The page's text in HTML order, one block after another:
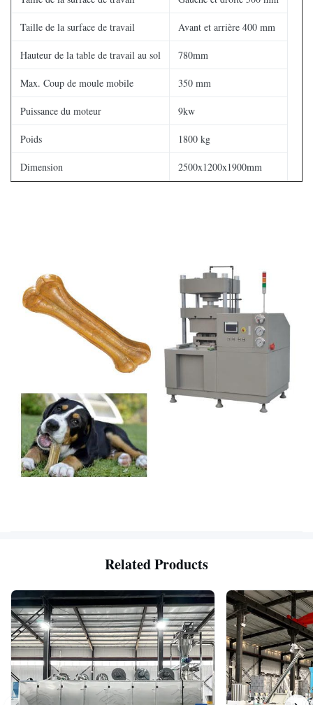
Taille de la surface de travail Avant et arrière 400 mm
Hauteur de la table de travail au sol 780mm
Max. Coup de moule mobile 350 mm
Puissance du moteur 9kw
Poids 1800 kg
Dimension 2500x1200x1900mm
Related Products